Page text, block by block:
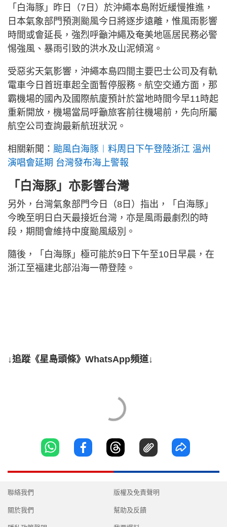
「白海豚」昨日（7日）於沖繩本島附近緩慢推進，
日本氣象部門預測颱風今日將逐步遠離，惟風雨影響
時間或會延長，強烈呼籲沖繩及奄美地區居民務必警
惕強風、暴雨引致的洪水及山泥傾瀉。
受惡劣天氣影響，沖繩本島四間主要巴士公司及有軌
電車今日首班車起全面暫停服務。航空交通方面，那
霸機場的國內及國際航廈預計於當地時間今早11時起
重新開放，機場當局呼籲旅客前往機場前，先向所屬
航空公司查詢最新航班狀況。
相關新聞： 颱風白海豚︱料周日下午登陸浙江 溫州
演唱會延期 台灣發布海上警報
「白海豚」亦影響台灣
另外，台灣氣象部門今日（8日）指出，「白海豚」
今晚至明日白天最接近台灣，亦是風雨最劇烈的時
段，期間會維持中度颱風級別。
隨後，「白海豚」極可能於9日下午至10日早晨，在
浙江至福建北部沿海一帶登陸。
↓追蹤《星島頭條》WhatsApp頻道↓
聯絡我們
關於我們
版權及免責聲明
幫助及反饋